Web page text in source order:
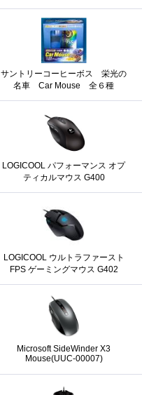
サントリーコーヒーボス 栄光の
名車 Car Mouse 全６種
LOGICOOL パフォーマンス オプ
ティカルマウス G400
LOGICOOL ウルトラファースト
FPS ゲーミングマウス G402
Microsoft SideWinder X3
Mouse(UUC-00007)